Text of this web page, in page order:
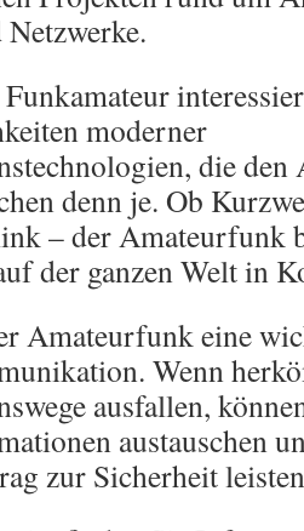
moderner
die den
denn je. Ob
– der Amateurfunk
der ganzen Welt in
Amateurfunk eine
Wenn
ausfallen,
austauschen
zur Sicherheit